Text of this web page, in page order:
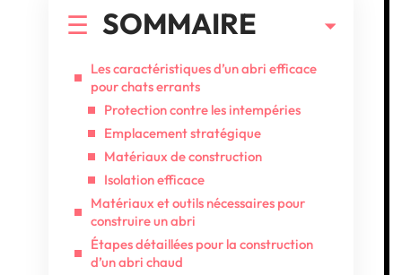
SOMMAIRE
Les caractéristiques d’un abri efficace
pour chats errants
Protection contre les intempéries
Emplacement stratégique
Matériaux de construction
Isolation efficace
Matériaux et outils nécessaires pour
construire un abri
Étapes détaillées pour la construction
d’un abri chaud